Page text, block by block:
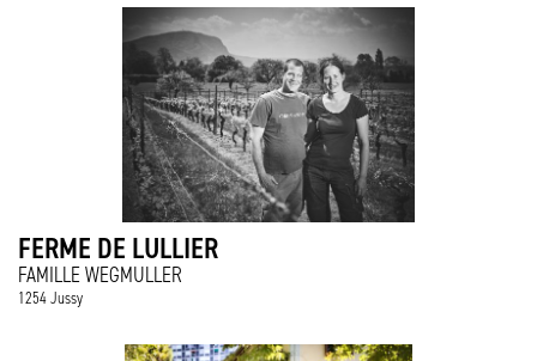
FERME DE LULLIER
FAMILLE WEGMULLER
1254 Jussy